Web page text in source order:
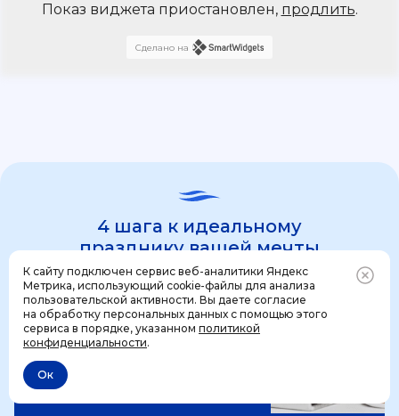
Позвонить+7 (499) 444-31-53
К сайту подключен сервис веб-аналитики Яндекс
Метрика, использующий cookie-файлы для анализа
пользовательской активности. Вы даете согласие
на обработку персональных данных с помощью этого
сервиса в порядке, указанном политикой
конфиденциальности.
Ок
Показ виджета приостановлен, продлить.
Сделано на
4 шага к идеальному
празднику вашей мечты
1 шаг